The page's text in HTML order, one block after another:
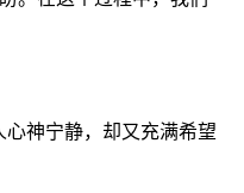
心神宁静，却又充满希望